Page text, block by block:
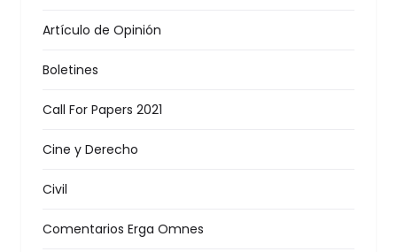
Artículo de Opinión
Boletines
Call For Papers 2021
Cine y Derecho
Civil
Comentarios Erga Omnes